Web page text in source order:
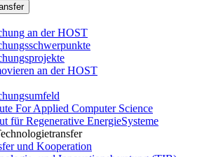
an der HOST
an der HOST
For Applied Computer Science
für Regenerative EnergieSysteme
und Kooperation